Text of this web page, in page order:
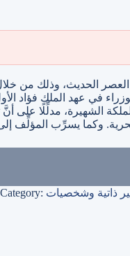
الحديث، وذلك من خلال
في عهد الملك فؤاد
الشهيرة، مدلِّلًا
وكما يسرِّب المؤلِّف
Category: ذاتية وشخصيات